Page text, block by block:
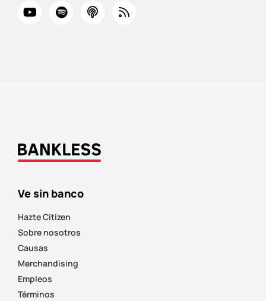
Ve sin banco
Hazte Citizen
Sobre nosotros
Causas
Merchandising
Empleos
Términos